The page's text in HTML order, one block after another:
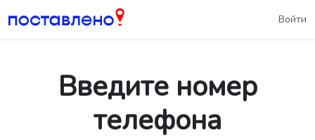
Войти
Введите номер
телефона